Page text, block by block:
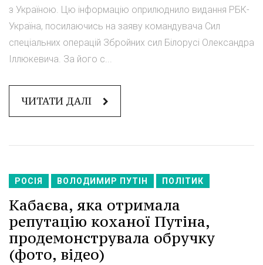
з Україною. Цю інформацію оприлюднило видання РБК-
Україна, посилаючись на заяву командувача Сил
спеціальних операцій Збройних сил Білорусі Олександра
Іллюкевича. За його с...
ЧИТАТИ ДАЛІ
РОСІЯ ВОЛОДИМИР ПУТІН ПОЛІТИК
Кабаєва, яка отримала
репутацію коханої Путіна,
продемонструвала обручку
(фото, відео)